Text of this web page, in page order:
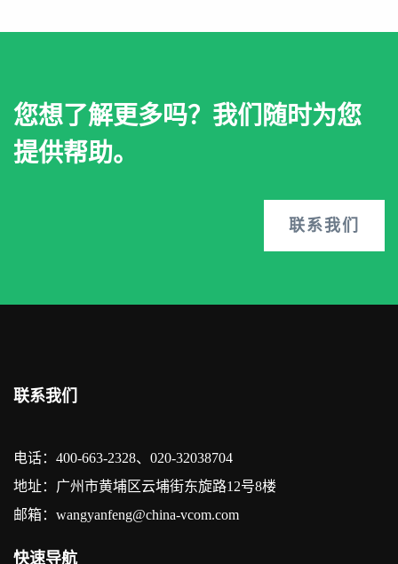
您想了解更多吗？我们随时为您
提供帮助。
联系我们
联系我们
电话：400-663-2328、020-32038704
地址：广州市黄埔区云埔街东旋路12号8楼
邮箱：wangyanfeng@china-vcom.com
快速导航